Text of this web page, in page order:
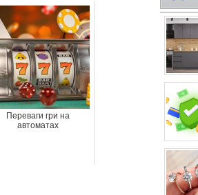
Переваги гри на
автоматах